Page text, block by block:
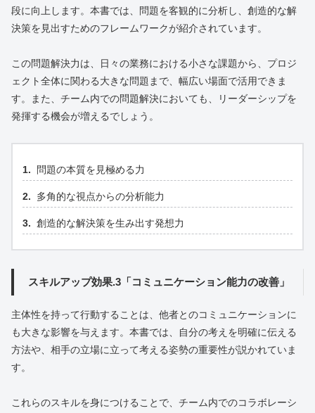
段に向上します。本書では、問題を客観的に分析し、創造的な解
決策を見出すためのフレームワークが紹介されています。
この問題解決力は、日々の業務における小さな課題から、プロジ
ェクト全体に関わる大きな問題まで、幅広い場面で活用できま
す。また、チーム内での問題解決においても、リーダーシップを
発揮する機会が増えるでしょう。
問題の本質を見極める力
多角的な視点からの分析能力
創造的な解決策を生み出す発想力
スキルアップ効果.3「コミュニケーション能力の改善」
主体性を持って行動することは、他者とのコミュニケーションに
も大きな影響を与えます。本書では、自分の考えを明確に伝える
方法や、相手の立場に立って考える姿勢の重要性が説かれていま
す。
これらのスキルを身につけることで、チーム内でのコラボレーシ